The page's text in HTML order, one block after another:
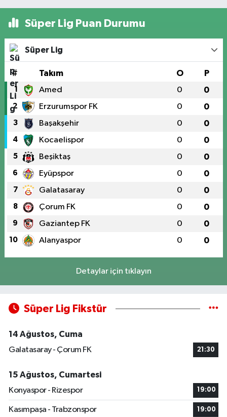
Süper Lig Puan Durumu
Süper Lig
# Takım O P
1 Amed 0 0
2 Erzurumspor FK 0 0
3 Başakşehir 0 0
4 Kocaelispor 0 0
5 Beşiktaş 0 0
6 Eyüpspor 0 0
7 Galatasaray 0 0
8 Çorum FK 0 0
9 Gaziantep FK 0 0
10 Alanyaspor 0 0
Detaylar için tıklayın
Süper Lig Fikstür
14 Ağustos, Cuma
Galatasaray - Çorum FK
21:30
15 Ağustos, Cumartesi
Konyaspor - Rizespor
19:00
Kasımpaşa - Trabzonspor 19:00